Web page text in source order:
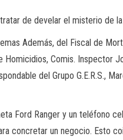
de develar el misterio de
Además, del Fiscal de
Comis. Inspector
del Grupo G.E.R.S.,
Ford Ranger y un teléfono
concretar un negocio. Esto